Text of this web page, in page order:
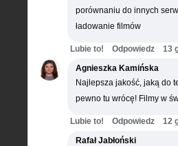
porównaniu do innych
ładowanie filmów
Lubie to! Odpowiedz
13
Agnieszka Kamińska
Najlepsza jakość, jaką do
pewno tu wrócę! Filmy w
Lubie to! Odpowiedz
12
Rafał Jabłoński